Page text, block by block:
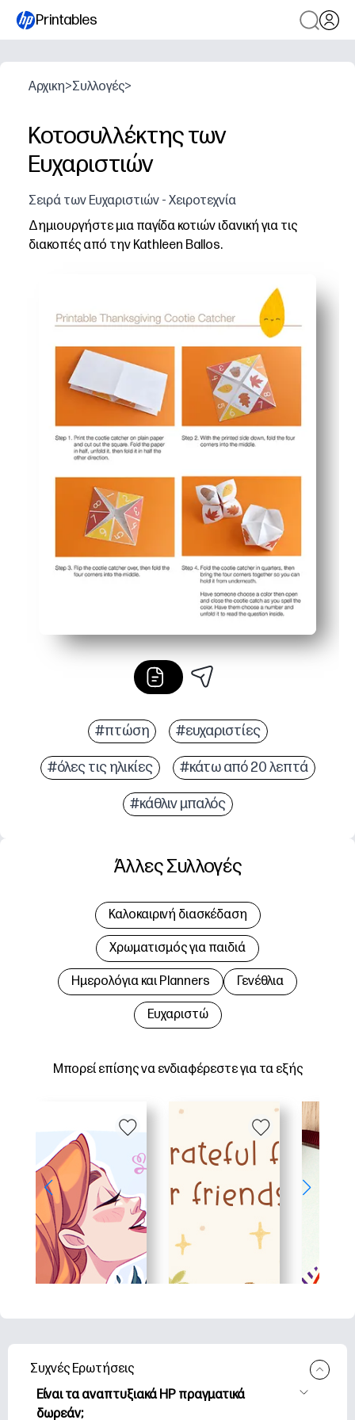
Printables
Αρχικη>Συλλογές>
Κοτοσυλλέκτης των
Ευχαριστιών
Σειρά των Ευχαριστιών - Χειροτεχνία
Δημιουργήστε μια παγίδα κοτιών ιδανική για τις
διακοπές από την Kathleen Ballos.
Θα κρατήσετε τα παιδιά αφοσιωμένα με ένα κλασικό
Θα ασκηθείτε κρυφά στην πρακτική της λεπτής
Προκαλείτε συνομιλία και ευγνωμοσύνη γύρω από τις
#πτώση #ευχαριστίες
#όλες τις ηλικίες #κάτω από 20 λεπτά
#κάθλιν μπαλός
Μπορεί επίσης να ενδιαφέρεστε για τα εξής
Άλλες Συλλογές
Καλοκαιρινή διασκέδαση
Χρωματισμός για παιδιά
Hμερολόγια και Planners Γενέθλια
Ευχαριστώ
Συχνές Ερωτήσεις
Είναι τα αναπτυξιακά HP πραγματικά
δωρεάν;